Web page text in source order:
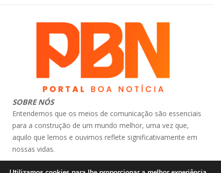
SOBRE NÓS
Entendemos que os meios de comunicação são essenciais
para a construção de um mundo melhor, uma vez que,
aquilo que lemos e ouvimos reflete significativamente em
nossas vidas.